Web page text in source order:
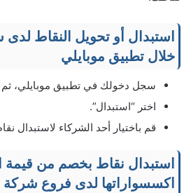
استبدال أو تحويل النقاط
خلال تطبيق موبايلي
سجل دخولك في تطبيق موبايلي،
اختر “استبدال”.
قم باختيار أحد الشركاء لاستبدال
استبدال نقاط بخصم من قيمة
اكسسواراتها لدى فروع شركة